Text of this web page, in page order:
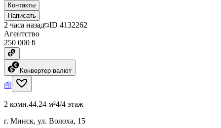
Контакты
Написать
2 часа назад ID 4132262
Агентство
250 000 ƃ
Конвертер валют
2 комн.44.24 м²4/4 этаж
г. Минск, ул. Волоха, 15